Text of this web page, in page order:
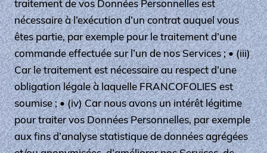
traitement de vos Données Personnelles est
nécessaire à l’exécution d’un contrat auquel vous
êtes partie, par exemple pour le traitement d’une
commande effectuée sur l’un de nos Services ; • (iii)
Car le traitement est nécessaire au respect d’une
obligation légale à laquelle FRANCOFOLIES est
soumise ; • (iv) Car nous avons un intérêt légitime
pour traiter vos Données Personnelles, par exemple
aux fins d’analyse statistique de données agrégées